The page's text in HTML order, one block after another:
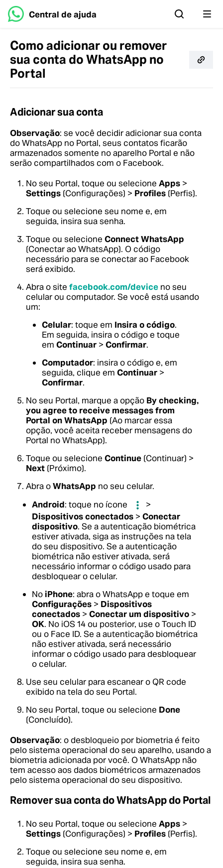
Central de ajuda
Como adicionar ou remover
sua conta do WhatsApp no
Portal
Adicionar sua conta
Observação: se você decidir adicionar sua conta
do WhatsApp no Portal, seus contatos ficarão
armazenados somente no aparelho Portal e não
serão compartilhados com o Facebook.
No seu Portal, toque ou selecione Apps >
Settings (Configurações) > Profiles (Perfis).
Toque ou selecione seu nome e, em
seguida, insira sua senha.
Toque ou selecione Connect WhatsApp
(Conectar ao WhatsApp). O código
necessário para se conectar ao Facebook
será exibido.
Abra o site facebook.com/device no seu
celular ou computador. Se você está usando
um:
Celular: toque em Insira o código.
Em seguida, insira o código e toque
em Continuar > Confirmar.
Computador: insira o código e, em
seguida, clique em Continuar >
Confirmar.
No seu Portal, marque a opção By checking,
you agree to receive messages from
Portal on WhatsApp (Ao marcar essa
opção, você aceita receber mensagens do
Portal no WhatsApp).
Toque ou selecione Continue (Continuar) >
Next (Próximo).
Abra oWhatsApp no seu celular.
Android: toque no ícone
>
Dispositivos conectados > Conectar
dispositivo. Se a autenticação biométrica
estiver ativada, siga as instruções na tela
do seu dispositivo. Se a autenticação
biométrica não estiver ativada, será
necessário informar o código usado para
desbloquear o celular.
No iPhone: abra o WhatsApp e toque em
Configurações > Dispositivos
conectados > Conectar um dispositivo >
OK. No iOS 14 ou posterior, use o Touch ID
ou o Face ID. Se a autenticação biométrica
não estiver ativada, será necessário
informar o código usado para desbloquear
o celular.
Use seu celular para escanear o QR code
exibido na tela do seu Portal.
No seu Portal, toque ou selecione Done
(Concluído).
Observação: o desbloqueio por biometria é feito
pelo sistema operacional do seu aparelho, usando a
biometria adicionada por você. O WhatsApp não
tem acesso aos dados biométricos armazenados
pelo sistema operacional do seu dispositivo.
Remover sua conta do WhatsApp do Portal
No seu Portal, toque ou selecione Apps >
Settings (Configurações) > Profiles (Perfis).
Toque ou selecione seu nome e, em
seguida, insira sua senha.